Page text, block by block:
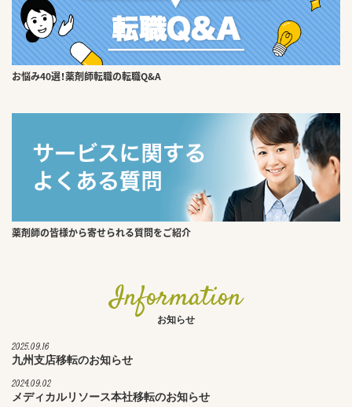
お悩み40選！薬剤師転職の転職Q&A
薬剤師の皆様から寄せられる質問をご紹介
Information
お知らせ
2025.09.16
九州支店移転のお知らせ
2024.09.02
メディカルリソース本社移転のお知らせ